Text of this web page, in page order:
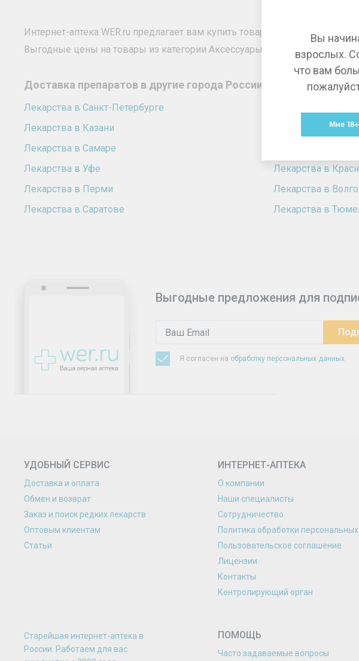
Интернет-аптека WER.ru предлагает вам купить товары из категории
Выгодные цены на товары из категории Аксессуары и книги в Киров
Доставка препаратов в другие города России
Лекарства в Санкт-Петербурге
Лекарства в Казани
Лекарства в
Лекарства в Самаре
Лекарства в Уфе
Лекарства в
Лекарства в Перми
Лекарства в
Лекарства в Саратове
Лекарства в
Выгодные предложения для
Я согласен на обработку персональных данных
УДОБНЫЙ СЕРВИС
Доставка и оплата
Обмен и возврат
Заказ и поиск редких лекарств
Оптовым клиентам
Статьи
ИНТЕРНЕТ-АПТЕКА
О компании
Наши специалисты
Сотрудничество
Политика обработки
Пользовательское соглашение
Лицензии
Контакты
Контролирующий орган
Старейшая интернет-аптека в
России. Работаем для вас
ПОМОЩЬ
Часто задаваемые вопросы
Вы
взрослых.
что вам
Мне 18+